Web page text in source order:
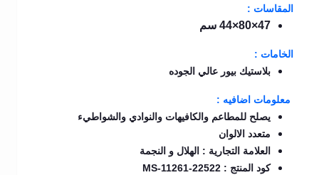
المقاسات :
47×80×44 سم
الخامات :
بلاستيك بيور عالي الجوده
معلومات اضافيه :
يصلح للمطاعم والكافيهات والنوادي والشواطيء
متعدد الالوان
العلامة التجارية : الهلال و النجمة
كود المنتج : MS-11261-22522